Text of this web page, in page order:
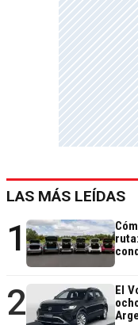
LAS MÁS LEÍDAS
1
2
El